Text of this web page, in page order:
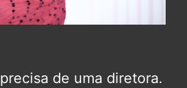
precisa de uma diretora.